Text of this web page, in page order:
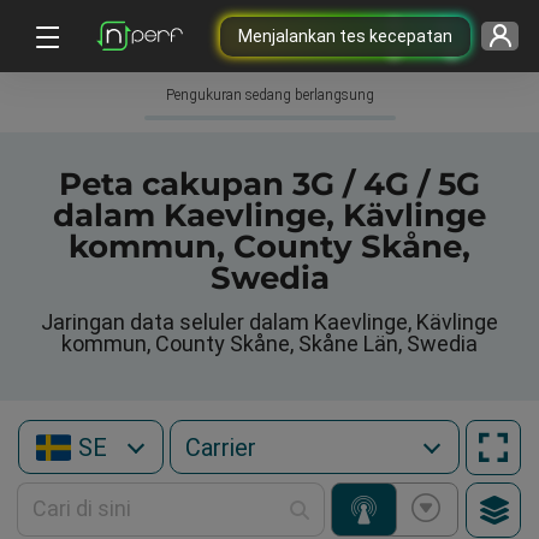
Menjalankan tes kecepatan
Pengukuran sedang berlangsung
Peta cakupan 3G / 4G / 5G
dalam Kaevlinge, Kävlinge
kommun, County Skåne,
Swedia
Jaringan data seluler dalam Kaevlinge, Kävlinge
kommun, County Skåne, Skåne Län, Swedia
SE